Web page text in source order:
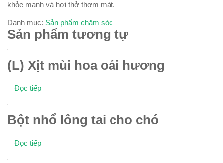
khỏe mạnh và hơi thở thơm mát.
Danh mục: Sản phẩm chăm sóc
Sản phẩm tương tự
(L) Xịt mùi hoa oải hương
Đọc tiếp
Bột nhổ lông tai cho chó
Đọc tiếp